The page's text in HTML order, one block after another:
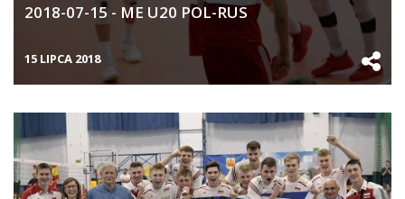
2018-07-15 - ME U20 POL-RUS
15 LIPCA 2018